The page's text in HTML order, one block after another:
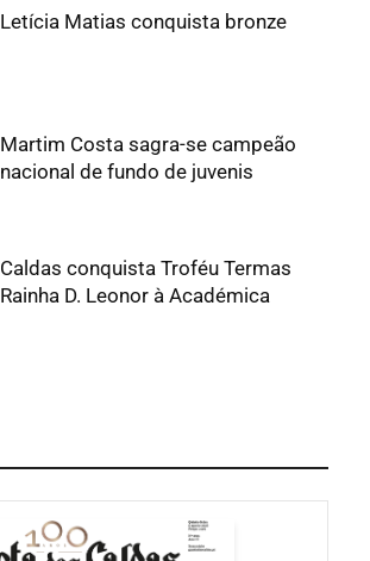
Letícia Matias conquista bronze
Martim Costa sagra-se campeão
nacional de fundo de juvenis
Caldas conquista Troféu Termas
Rainha D. Leonor à Académica